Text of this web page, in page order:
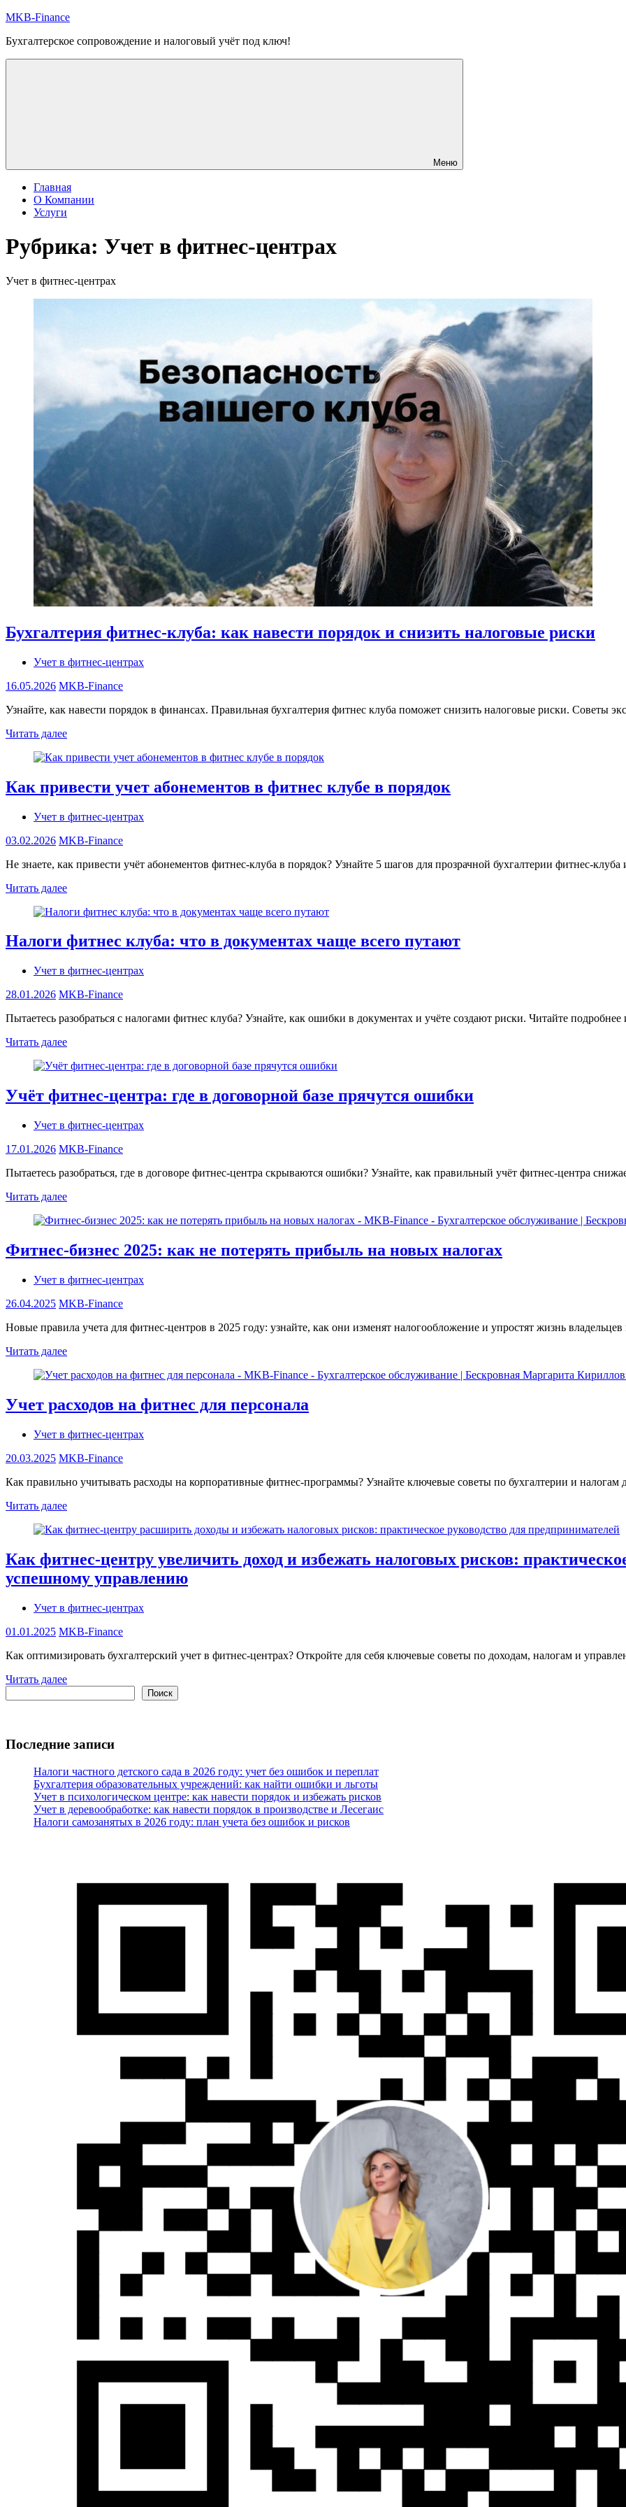
Перейти
содержимому
MKB-Finance
Бухгалтерское сопровождение и налоговый учёт под ключ!
Меню
Главная
О Компании
Услуги
Рубрика: Учет в фитнес-центрах
Учет в фитнес-центрах
Бухгалтерия фитнес-клуба: как навести порядок и снизить налоговые риски
Учет в фитнес-центрах
16.05.2026 MKB-Finance
Узнайте, как навести порядок в финансах. Правильная бухгалтерия фитнес клуба поможет снизить налоговые риски. Советы
Читать далее
Как привести учет абонементов в фитнес клубе в порядок
Учет в фитнес-центрах
03.02.2026 MKB-Finance
Не знаете, как привести учёт абонементов фитнес-клуба в порядок? Узнайте 5 шагов для прозрачной бухгалтерии фитнес-
Читать далее
Налоги фитнес клуба: что в документах чаще всего путают
Учет в фитнес-центрах
28.01.2026 MKB-Finance
Пытаетесь разобраться с налогами фитнес клуба? Узнайте, как ошибки в документах и учёте создают риски. Читайте подробнее
Читать далее
Учёт фитнес‑центра: где в договорной базе прячутся ошибки
Учет в фитнес-центрах
17.01.2026 MKB-Finance
Пытаетесь разобраться, где в договоре фитнес‑центра скрываются ошибки? Узнайте, как правильный учёт фитнес-центра
Читать далее
Фитнес-бизнес 2025: как не потерять прибыль на новых налогах
Учет в фитнес-центрах
26.04.2025 MKB-Finance
Новые правила учета для фитнес-центров в 2025 году: узнайте, как они изменят налогообложение и упростят жизнь
Читать далее
Учет расходов на фитнес для персонала
Учет в фитнес-центрах
20.03.2025 MKB-Finance
Как правильно учитывать расходы на корпоративные фитнес-программы? Узнайте ключевые советы по бухгалтерии и налогам
Читать далее
Как фитнес-центру увеличить доход и избежать налоговых рисков:
успешному управлению
Учет в фитнес-центрах
01.01.2025 MKB-Finance
Как оптимизировать бухгалтерский учет в фитнес-центрах? Откройте для себя ключевые советы по доходам, налогам и
Читать далее
Поиск
Последние записи
Налоги частного детского сада в 2026 году: учет без ошибок и переплат
Бухгалтерия образовательных учреждений: как найти ошибки и льготы
Учет в психологическом центре: как навести порядок и избежать рисков
Учет в деревообработке: как навести порядок в производстве и Лесегаис
Налоги самозанятых в 2026 году: план учета без ошибок и рисков